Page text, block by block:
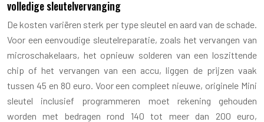
volledige sleutelvervanging
De kosten variëren sterk per type sleutel en aard van de schade.
Voor een eenvoudige sleutelreparatie, zoals het vervangen van
microschakelaars, het opnieuw solderen van een loszittende
chip of het vervangen van een accu, liggen de prijzen vaak
tussen 45 en 80 euro. Voor een compleet nieuwe, originele Mini
sleutel inclusief programmeren moet rekening gehouden
worden met bedragen rond 140 tot meer dan 200 euro,